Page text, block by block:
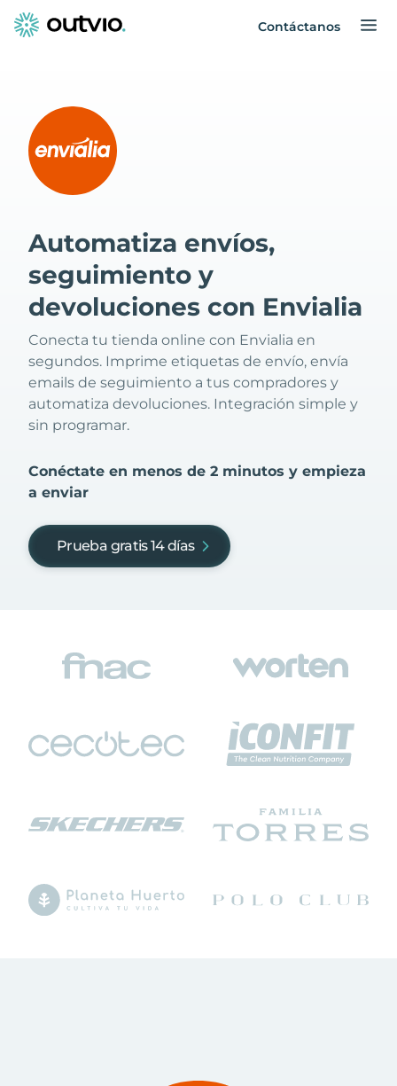
Contáctanos
Automatiza envíos,
seguimiento y
devoluciones con Envialia
Conecta tu tienda online con Envialia en
segundos. Imprime etiquetas de envío, envía
emails de seguimiento a tus compradores y
automatiza devoluciones. Integración simple y
sin programar.
Conéctate en menos de 2 minutos y empieza
a enviar
Prueba gratis 14 días